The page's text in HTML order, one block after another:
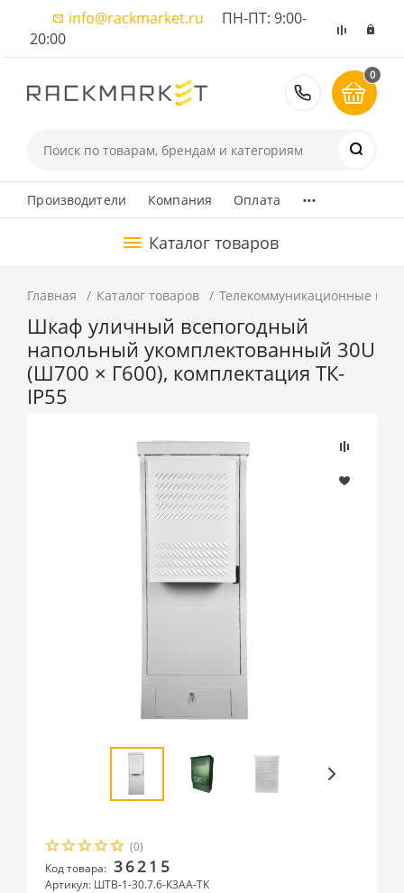
info@rackmarket.ru ПН-ПТ: 9:00-
20:00
8 (495)
0
Производители Компания Оплата ...
Каталог товаров
Главная Каталог товаров Телекоммуникационные
Шкаф уличный всепогодный
напольный укомплектованный 30U
(Ш700 × Г600), комплектация ТК-
IP55
(0)
Код товара: 36215
Артикул: ШТВ-1-30.7.6-К3АА-ТК